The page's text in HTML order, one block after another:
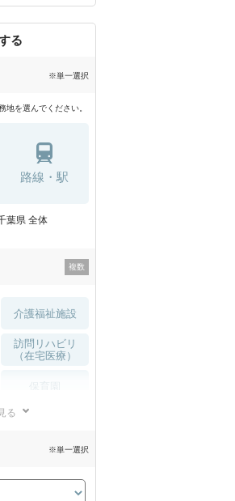
る
※単一選択
地を選んでください。
路線・駅
葉県 全体
介護福祉施設
訪問リハビリ
（在宅医療）
る
※単一選択